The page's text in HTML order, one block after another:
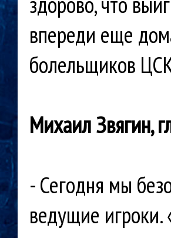
впереди еще
болельщиков
Михаил Звягин,
- Сегодня мы
ведущие игроки.